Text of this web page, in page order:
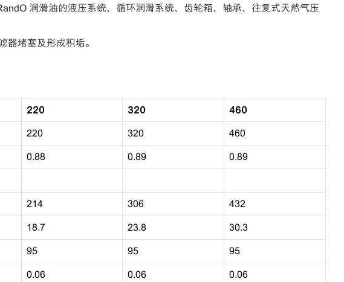
润滑油的液压系统、循环润滑系统、齿轮箱、轴承、往复式天然气压
堵塞及形成积垢。
220 320 460
220 320 460
0.88 0.89 0.89
214 306 432
18.7 23.8 30.3
95 95 95
0.06 0.06 0.06